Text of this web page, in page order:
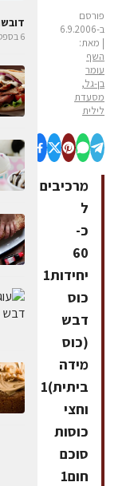
פורסם
ב-6.9.2006
| מאת:
השף
עומר
בן-גל,
מסעדת
לילית
מרכיבים
ל
כ-
60
יחידות1
כוס
דבש
(כוס
מידה
ביתית)1
וחצי
כוסות
סוכם
חום1
6 בספטמבר 2006